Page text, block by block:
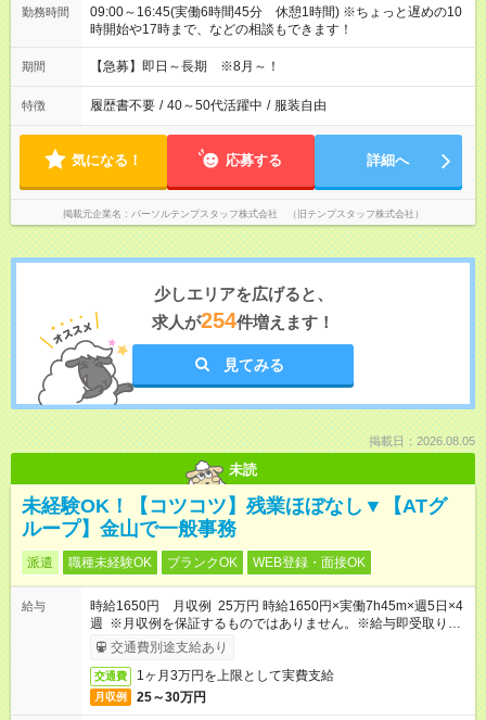
勤務時間
09:00～16:45(実働6時間45分 休憩1時間) ※ちょっと遅めの10
時開始や17時まで、などの相談もできます！
期間 【急募】即日～長期 ※8月～！
特徴 履歴書不要 / 40～50代活躍中 / 服装自由
気になる！ 応募する 詳細へ
掲載元企業名 パーソルテンプスタッフ株式会社 （旧テンプスタッフ株式会社）
少しエリアを広げると、
求人が254件増えます！
見てみる
掲載日：2026.08.05
未読
未経験OK！【コツコツ】残業ほぼなし▼【ATグ
ループ】金山で一般事務
派遣 職種未経験OK ブランクOK WEB登録・面接OK
給与
時給1650円 月収例 25万円 時給1650円×実働7h45m×週5日×4
週 ※月収例を保証するものではありません。※給与即受取りサ
ービス利用可（利用条件有）
交通費別途支給あり
交通費 1ヶ月3万円を上限として実費支給
月収例 25～30万円